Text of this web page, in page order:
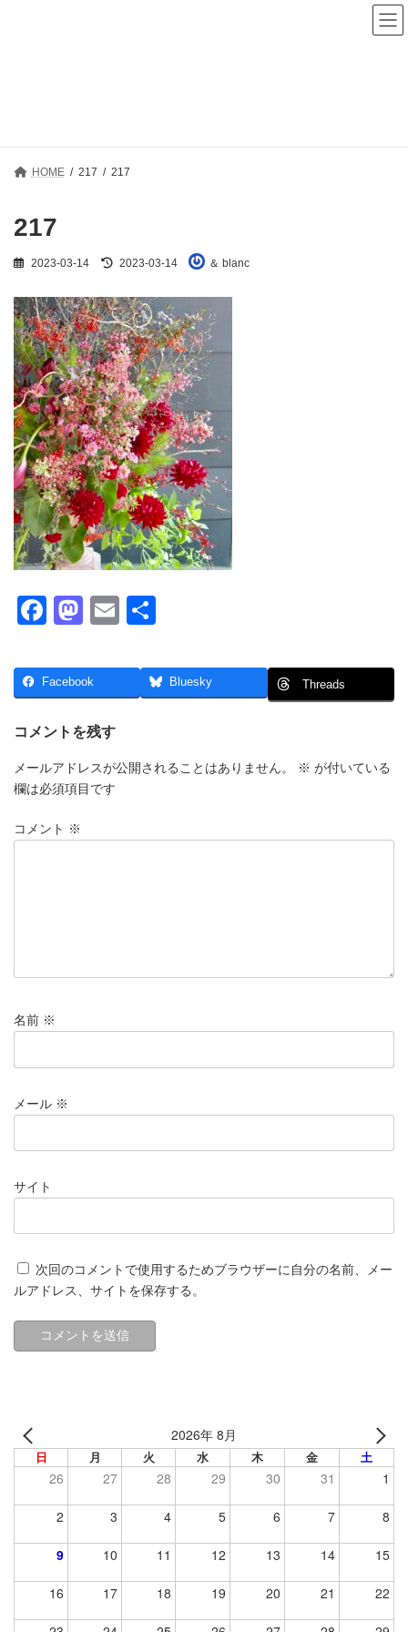
HOME 217 217
217
2023-03-14
最
新
日
時
:
2023-03-14 ＆ blanc
F
c
e
b
o
o
M
st
o
d
o
n
E
ail
Facebook Bluesky Threads
コメントを残す
メールアドレスが公開されることはありません。 ※ が付いている
欄は必須項目です
コメント ※
名前 ※
メール ※
サイト
次回のコメントで使用するためブラウザーに自分の名前、メー
ルアドレス、サイトを保存する。
2026年 8月
日 月 火 水 木 金 土
26 27 28 29 30 31 1
2 3 4 5 6 7 8
9 10 11 12 13 14 15
16 17 18 19 20 21 22